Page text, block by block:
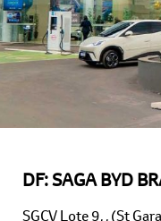
SGCV Lote 9, , (St
Industrial (Guará) -